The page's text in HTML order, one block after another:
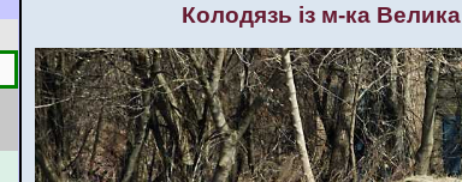
Колодязь із м-ка